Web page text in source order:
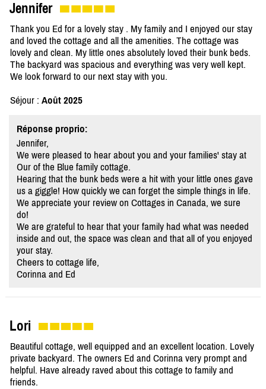
Jennifer
Thank you Ed for a lovely stay . My family and I enjoyed our stay
and loved the cottage and all the amenities. The cottage was
lovely and clean. My little ones absolutely loved their bunk beds.
The backyard was spacious and everything was very well kept.
We look forward to our next stay with you.
Séjour : Août 2025
Réponse proprio:
Jennifer,
We were pleased to hear about you and your families' stay at
Our of the Blue family cottage.
Hearing that the bunk beds were a hit with your little ones gave
us a giggle! How quickly we can forget the simple things in life.
We appreciate your review on Cottages in Canada, we sure
do!
We are grateful to hear that your family had what was needed
inside and out, the space was clean and that all of you enjoyed
your stay.
Cheers to cottage life,
Corinna and Ed
Lori
Beautiful cottage, well equipped and an excellent location. Lovely
private backyard. The owners Ed and Corinna very prompt and
helpful. Have already raved about this cottage to family and
friends.